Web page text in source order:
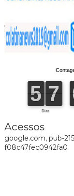
Acessos
google.com, pub-
f08c47fec0942fa0